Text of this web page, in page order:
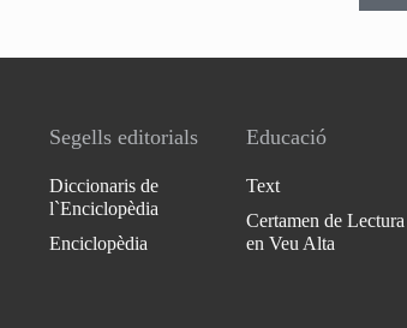
Segells editorials
Diccionaris de
l`Enciclopèdia
Enciclopèdia
Educació
Text
Certamen de Lectura
en Veu Alta